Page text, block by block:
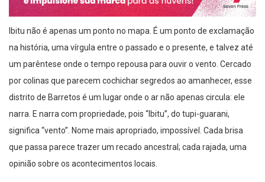
Ibitu não é apenas um ponto no mapa. É um ponto de exclamação
na história, uma vírgula entre o passado e o presente, e talvez até
um parêntese onde o tempo repousa para ouvir o vento. Cercado
por colinas que parecem cochichar segredos ao amanhecer, esse
distrito de Barretos é um lugar onde o ar não apenas circula: ele
narra. E narra com propriedade, pois “Ibitu”, do tupi-guarani,
significa “vento”. Nome mais apropriado, impossível. Cada brisa
que passa parece trazer um recado ancestral; cada rajada, uma
opinião sobre os acontecimentos locais.